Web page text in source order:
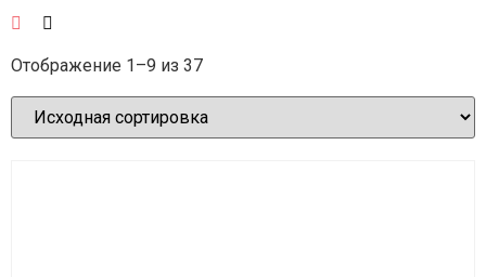
Отображение 1–9 из 37